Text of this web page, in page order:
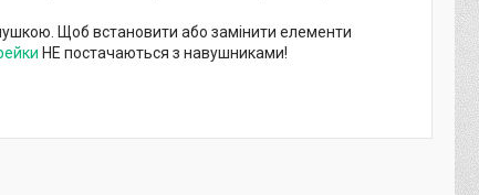
Щоб встановити або замінити елементи
НЕ постачаються з навушниками!